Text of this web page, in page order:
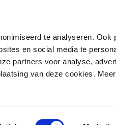
te analyseren. Ook
en social media te
partners voor analyse,
van deze cookies.